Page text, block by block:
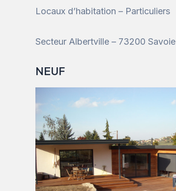
Locaux d’habitation – Particuliers
Secteur Albertville – 73200 Savoie
NEUF